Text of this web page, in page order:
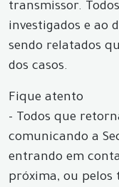
transmissor.
investigados e ao
sendo relatados
dos casos.
Fique atento
- Todos que
comunicando a
entrando em
próxima, ou pelos